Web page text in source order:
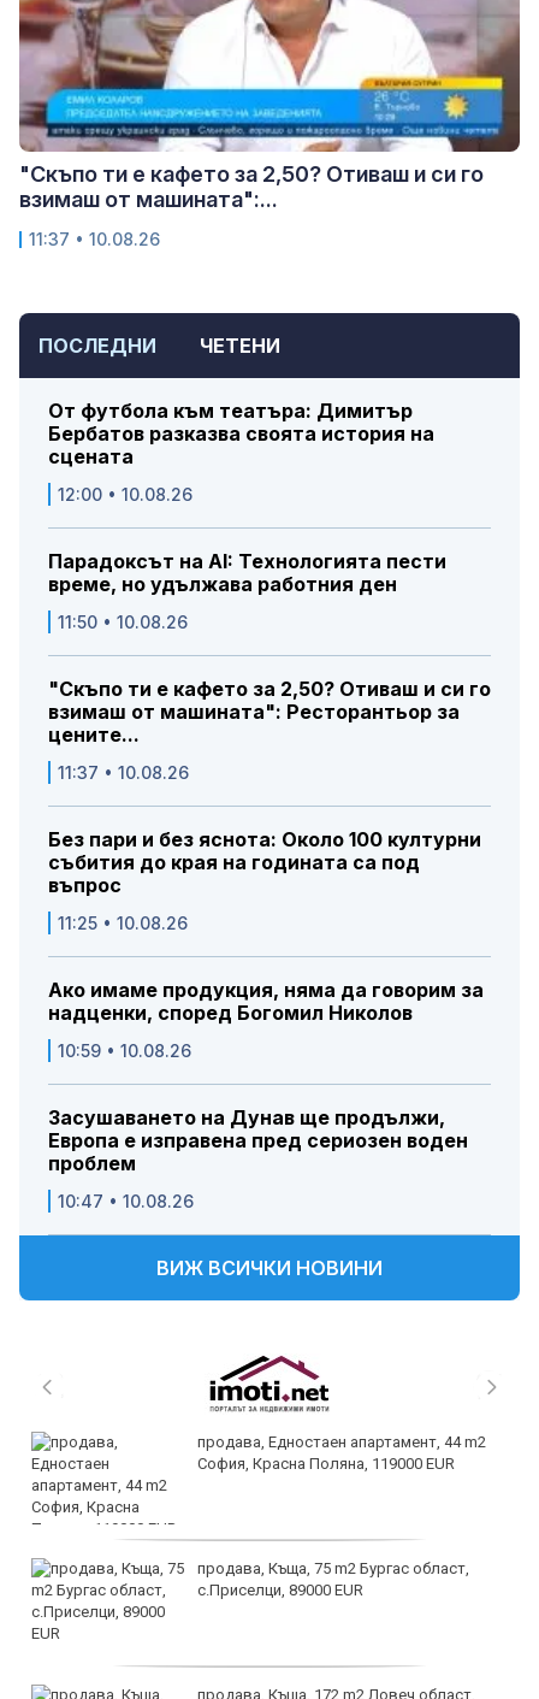
ПОСЛЕДНИ ЧЕТЕНИ
От футбола към театъра: Димитър
Бербатов разказва своята история на
сцената
12:00 • 10.08.26
Парадоксът на AI: Технологията пести
време, но удължава работния ден
11:50 • 10.08.26
"Скъпо ти е кафето за 2,50? Отиваш и си го
взимаш от машината": Ресторантьор за
цените...
11:37 • 10.08.26
Без пари и без яснота: Около 100 културни
събития до края на годината са под
въпрос
11:25 • 10.08.26
Ако имаме продукция, няма да говорим за
надценки, според Богомил Николов
10:59 • 10.08.26
Засушаването на Дунав ще продължи,
Европа е изправена пред сериозен воден
проблем
10:47 • 10.08.26
ВИЖ ВСИЧКИ НОВИНИ
продава, Едностаен апартамент, 44 m2
София, Красна Поляна, 119000 EUR
продава, Къща, 75 m2 Бургас област,
с.Приселци, 89000 EUR
продава, Къща, 172 m2 Ловеч област,
"Скъпо ти е кафето за 2,50? Отиваш и си го
взимаш от машината":...
11:37 • 10.08.26